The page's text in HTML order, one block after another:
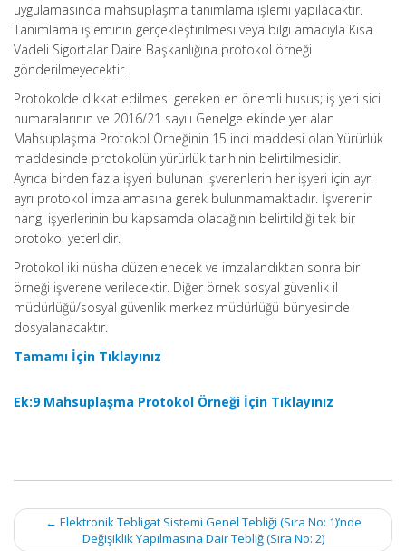
uygulamasında mahsuplaşma tanımlama işlemi yapılacaktır.
Tanımlama işleminin gerçekleştirilmesi veya bilgi amacıyla Kısa
Vadeli Sigortalar Daire Başkanlığına protokol örneği
gönderilmeyecektir.
Protokolde dikkat edilmesi gereken en önemli husus; iş yeri sicil
numaralarının ve 2016/21 sayılı Genelge ekinde yer alan
Mahsuplaşma Protokol Örneğinin 15 inci maddesi olan Yürürlük
maddesinde protokolün yürürlük tarihinin belirtilmesidir.
Ayrıca birden fazla işyeri bulunan işverenlerin her işyeri için ayrı
ayrı protokol imzalamasına gerek bulunmamaktadır. İşverenin
hangi işyerlerinin bu kapsamda olacağının belirtildiği tek bir
protokol yeterlidir.
Protokol iki nüsha düzenlenecek ve imzalandıktan sonra bir
örneği işverene verilecektir. Diğer örnek sosyal güvenlik il
müdürlüğü/sosyal güvenlik merkez müdürlüğü bünyesinde
dosyalanacaktır.
Tamamı İçin Tıklayınız
Ek:9 Mahsuplaşma Protokol Örneği İçin Tıklayınız
Post
navigation
← Elektronik Tebligat Sistemi Genel Tebliği (Sıra No: 1)’nde
Değişiklik Yapılmasına Dair Tebliğ (Sıra No: 2)